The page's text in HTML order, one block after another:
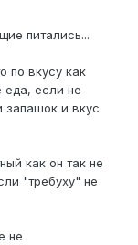
питались...
по вкусу как
еда, если не
запашок и вкус
как он так не
"требуху" не
не